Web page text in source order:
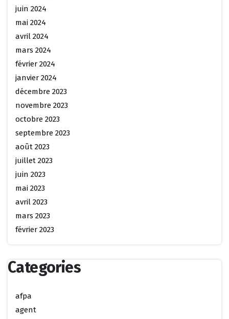
juin 2024
mai 2024
avril 2024
mars 2024
février 2024
janvier 2024
décembre 2023
novembre 2023
octobre 2023
septembre 2023
août 2023
juillet 2023
juin 2023
mai 2023
avril 2023
mars 2023
février 2023
Categories
afpa
agent